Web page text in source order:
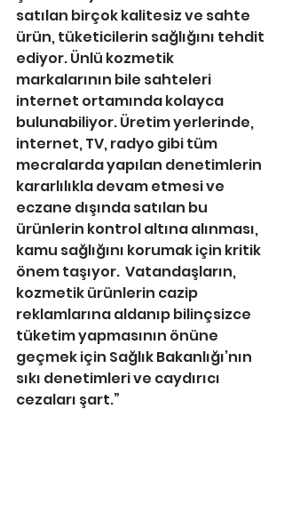
satılan birçok kalitesiz ve sahte
ürün, tüketicilerin sağlığını tehdit
ediyor. Ünlü kozmetik
markalarının bile sahteleri
internet ortamında kolayca
bulunabiliyor. Üretim yerlerinde,
internet, TV, radyo gibi tüm
mecralarda yapılan denetimlerin
kararlılıkla devam etmesi ve
eczane dışında satılan bu
ürünlerin kontrol altına alınması,
kamu sağlığını korumak için kritik
önem taşıyor.  Vatandaşların,
kozmetik ürünlerin cazip
reklamlarına aldanıp bilinçsizce
tüketim yapmasının önüne
geçmek için Sağlık Bakanlığı’nın
sıkı denetimleri ve caydırıcı
cezaları şart.”